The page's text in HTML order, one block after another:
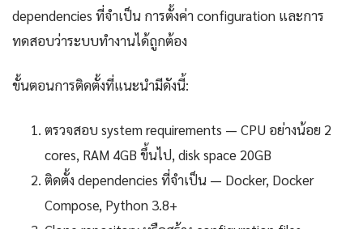
dependencies ที่จำเป็น การตั้งค่า configuration และการ
ทดสอบว่าระบบทำงานได้ถูกต้อง
ขั้นตอนการติดตั้งที่แนะนำมีดังนี้:
ตรวจสอบ system requirements — CPU อย่างน้อย 2
cores, RAM 4GB ขึ้นไป, disk space 20GB
ติดตั้ง dependencies ที่จำเป็น — Docker, Docker
Compose, Python 3.8+